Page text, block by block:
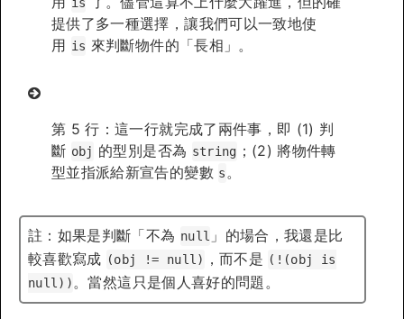
提供了多一種選擇，讓我們可以一致地使
用 is 來判斷物件的「長相」。
第 5 行：這一行就完成了兩件事，即 (1) 判
斷 obj 的型別是否為 string ；(2) 將物件轉
型並指派給新宣告的變數 s。
註：如果是判斷「不為 null 」的場合，我還是比
較喜歡寫成 (obj != null) ，而不是 (!(obj is
null))。當然這只是個人喜好的問題。